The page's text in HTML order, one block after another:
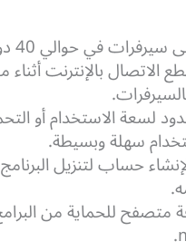
في حوالي 40 دولة.
الاتصال بالإنترنت أثناء
لسعة الاستخدام أو
سهلة وبسيطة.
حساب لتنزيل البرنامج
متصفح للحماية من